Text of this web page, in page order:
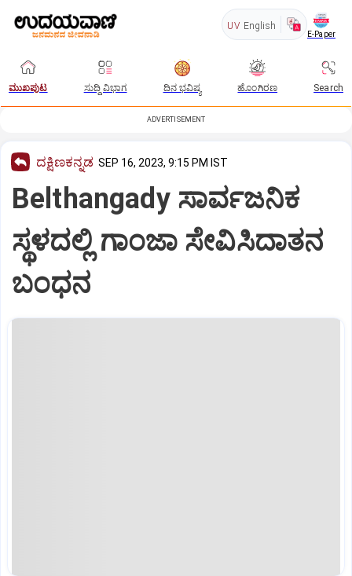
UV English
E-Paper
ಮುಖಪುಟ ಸುದ್ದಿ ವಿಭಾಗ ದಿನ ಭವಿಷ್ಯ ಹೊಂಗಿರಣ Search
ADVERTISEMENT
ದಕ್ಷಿಣಕನ್ನಡ SEP 16, 2023, 9:15 PM IST
Belthangady ಸಾರ್ವಜನಿಕ
ಸ್ಥಳದಲ್ಲಿ ಗಾಂಜಾ ಸೇವಿಸಿದಾತನ
ಬಂಧನ